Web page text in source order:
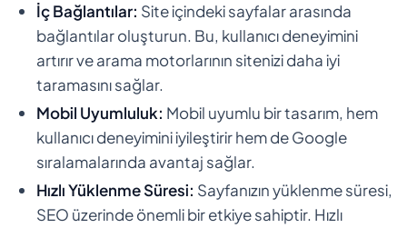
İç Bağlantılar: Site içindeki sayfalar arasında
bağlantılar oluşturun. Bu, kullanıcı deneyimini
artırır ve arama motorlarının sitenizi daha iyi
taramasını sağlar.
Mobil Uyumluluk: Mobil uyumlu bir tasarım, hem
kullanıcı deneyimini iyileştirir hem de Google
sıralamalarında avantaj sağlar.
Hızlı Yüklenme Süresi: Sayfanızın yüklenme süresi,
SEO üzerinde önemli bir etkiye sahiptir. Hızlı